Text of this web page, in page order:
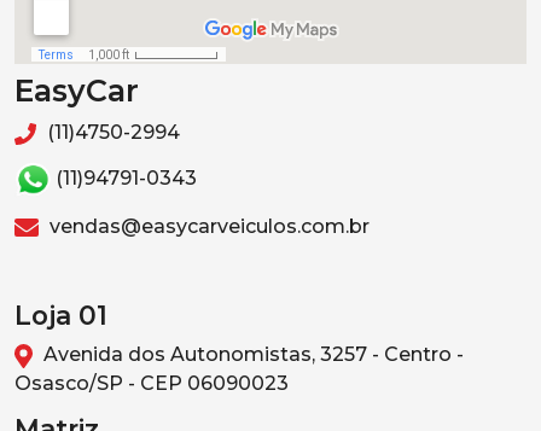
EasyCar
(11)4750-2994
(11)94791-0343
vendas@easycarveiculos.com.br
Loja 01
Avenida dos Autonomistas, 3257 - Centro -
Osasco/SP - CEP 06090023